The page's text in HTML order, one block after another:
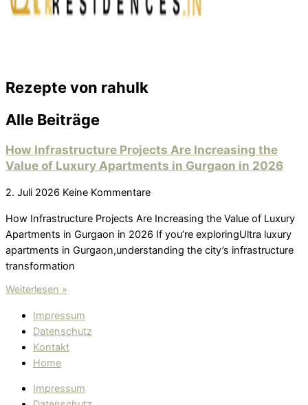
Rezepte von rahulk
Alle Beiträge
How Infrastructure Projects Are Increasing the
Value of Luxury Apartments in Gurgaon in 2026
2. Juli 2026 Keine Kommentare
How Infrastructure Projects Are Increasing the Value of Luxury
Apartments in Gurgaon in 2026 If you’re exploringUltra luxury
apartments in Gurgaon,understanding the city’s infrastructure
transformation
Weiterlesen »
Impressum
Datenschutz
Kontakt
Home
Impressum